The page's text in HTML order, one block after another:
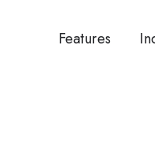
Features